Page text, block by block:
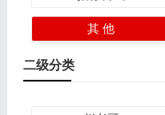
其 他
二级分类